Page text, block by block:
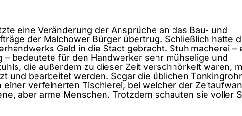
eine Veränderung der Ansprüche an das Bau- und
der Malchower Bürger übertrug. Schließlich hatte
Geld in die Stadt gebracht. Stuhlmacherei –
bedeutete für den Handwerker sehr mühselige und
die außerdem zu dieser Zeit verschnörkelt waren,
und bearbeitet werden. Sogar die üblichen
verfeinerten Tischlerei, bei welcher der
aber arme Menschen. Trotzdem schauten sie voller